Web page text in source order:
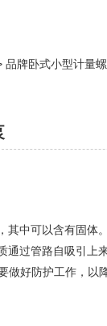
品牌卧式小型计量
其中可以含有固体
通过管路自吸引上
做好防护工作，以